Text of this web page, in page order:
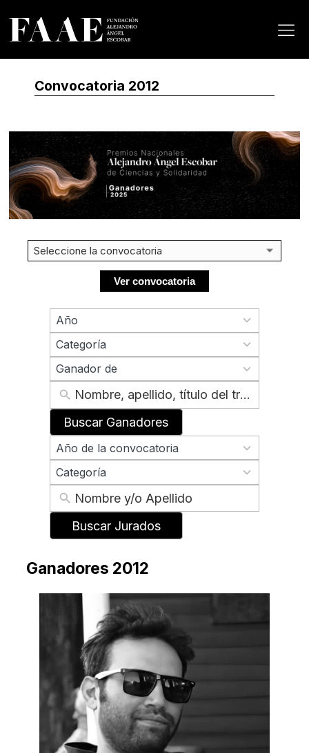
Convocatoria 2012
Año
70
results
available
Categoría
results
available
Ganador de
results
available
Buscar Ganadores
Año de la convocatoria
70
results
available
Categoría
results
available
Buscar Jurados
Ganadores 2012